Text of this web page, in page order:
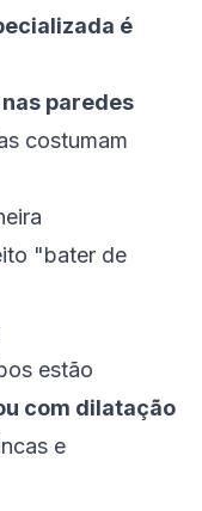
é
paredes
costumam
"bater de
estão
com dilatação
e